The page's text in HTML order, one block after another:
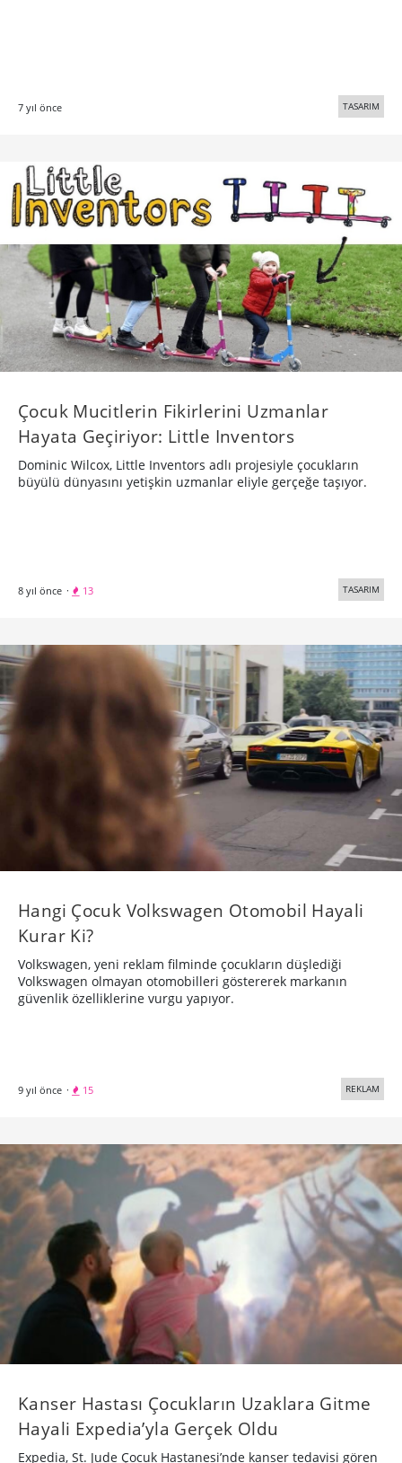
7 yıl önce TASARIM
Çocuk Mucitlerin Fikirlerini Uzmanlar
Hayata Geçiriyor: Little Inventors
Dominic Wilcox, Little Inventors adlı projesiyle çocukların
büyülü dünyasını yetişkin uzmanlar eliyle gerçeğe taşıyor.
8 yıl önce · 13 TASARIM
Hangi Çocuk Volkswagen Otomobil Hayali
Kurar Ki?
Volkswagen, yeni reklam filminde çocukların düşlediği
Volkswagen olmayan otomobilleri göstererek markanın
güvenlik özelliklerine vurgu yapıyor.
9 yıl önce · 15 REKLAM
Kanser Hastası Çocukların Uzaklara Gitme
Hayali Expedia’yla Gerçek Oldu
Expedia, St. Jude Çocuk Hastanesi’nde kanser tedavisi gören